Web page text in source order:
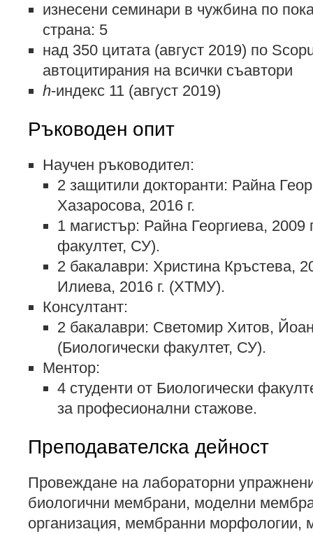
изнесени семинари в чужбина по
страна: 5
над 350 цитата (август 2019) по
автоцитирания на всички съавтори
h-индекс 11 (август 2019)
Ръководен опит
Научен ръководител:
2 защитили докторанти: Райна
Хазаросова, 2016 г.
1 магистър: Райна Георгиева, 2009
факултет, СУ).
2 бакалаври: Христина Кръстева,
Илиева, 2016 г. (ХТМУ).
Консултант:
2 бакалаври: Светомир Хитов,
(Биологически факултет, СУ).
Ментор:
4 студенти от Биологически
за професионални стажове.
Преподавателска дейност
Провеждане на лабораторни
биологични мембрани, моделни
организация, мембранни морфологии,